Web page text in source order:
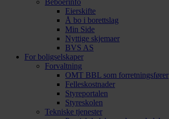
Beboerinfo
Eierskifte
Å bo i borettslag
Min Side
Nyttige skjemaer
BVS AS
For boligselskaper
Forvaltning
OMT BBL som forretningsfører
Felleskostnader
Styreportalen
Styreskolen
Tekniske tjenester